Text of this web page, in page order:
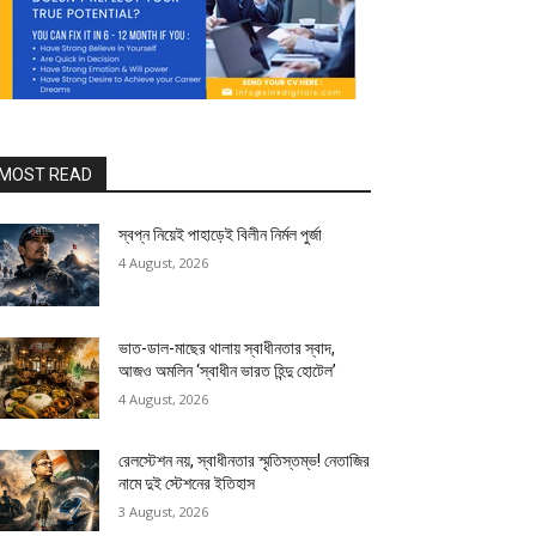
READ
স্বপ্ন নিয়েই পাহাড়েই বিলীন নির্মল পুর্জা
4 August, 2026
ভাত-ডাল-মাছের থালায় স্বাধীনতার স্বাদ,
আজও অমলিন ‘স্বাধীন ভারত হিন্দু হোটেল’
4 August, 2026
রেলস্টেশন নয়, স্বাধীনতার স্মৃতিস্তম্ভ! নেতাজির
নামে দুই স্টেশনের ইতিহাস
3 August, 2026